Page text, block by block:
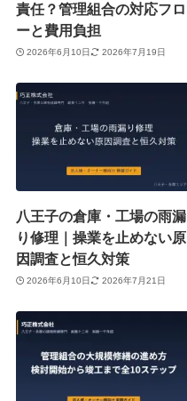
責任？管理組合の対応フロ
ーと費用負担
2026年6月10日 2026年7月19日
八王子の倉庫・工場の雨漏
り修理｜操業を止めない原
因調査と恒久対策
2026年6月10日 2026年7月21日